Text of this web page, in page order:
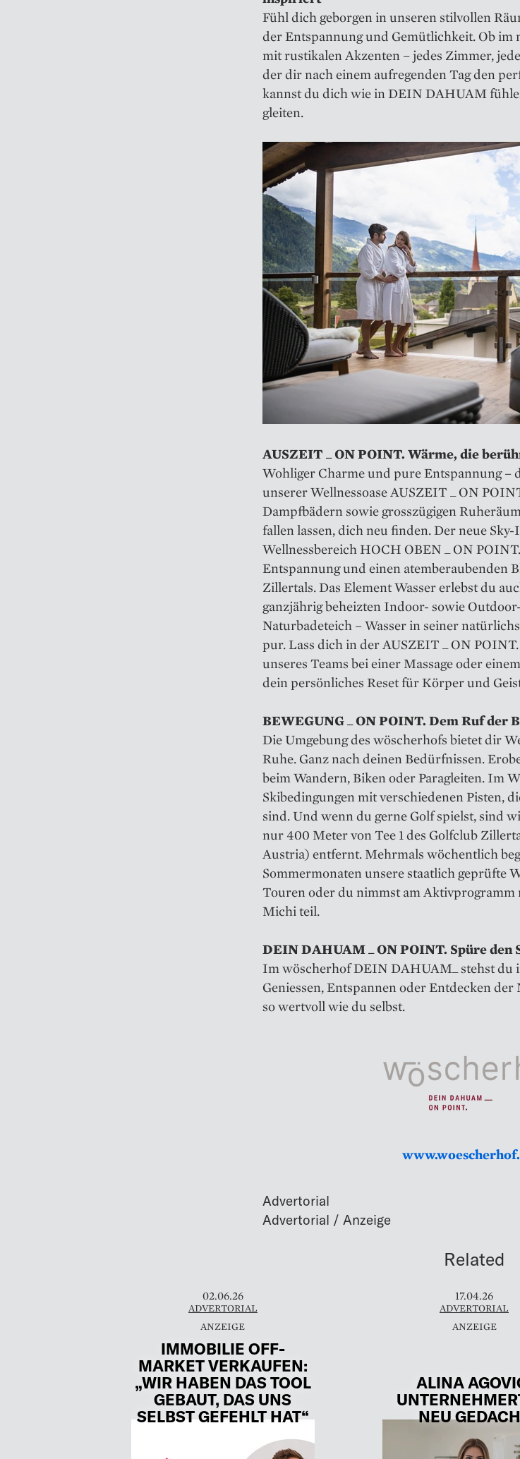
Fühl dich geborgen in unseren stilvollen
der Entspannung und Gemütlichkeit. Ob im
mit rustikalen Akzenten – jedes Zimmer,
der dir nach einem aufregenden Tag den
kannst du dich wie in DEIN DAHUAM
gleiten.
AUSZEIT _ ON POINT. Wärme, die
Wohliger Charme und pure Entspannung –
unserer Wellnessoase AUSZEIT _ ON
Dampfbädern sowie grosszügigen
fallen lassen, dich neu finden. Der neue
Wellnessbereich HOCH OBEN _ ON
Entspannung und einen atemberaubenden
Zillertals. Das Element Wasser erlebst du
ganzjährig beheizten Indoor- sowie
Naturbadeteich – Wasser in seiner
pur. Lass dich in der AUSZEIT _ ON
unseres Teams bei einer Massage oder
dein persönliches Reset für Körper und
BEWEGUNG _ ON POINT. Dem Ruf der
Die Umgebung des wöscherhofs bietet dir
Ruhe. Ganz nach deinen Bedürfnissen.
beim Wandern, Biken oder Paragleiten. Im
Skibedingungen mit verschiedenen Pisten,
sind. Und wenn du gerne Golf spielst, sind
nur 400 Meter von Tee 1 des Golfclub
Austria) entfernt. Mehrmals wöchentlich
Sommermonaten unsere staatlich geprüfte
Touren oder du nimmst am
Michi teil.
DEIN DAHUAM _ ON POINT. Spüre den
Im wöscherhof DEIN DAHUAM_ stehst du
Geniessen, Entspannen oder Entdecken
so wertvoll wie du selbst.
Advertorial
Related
02.06.26
ADVERTORIAL
IMMOBILIE OFF-
MARKET VERKAUFEN:
„WIR HABEN DAS TOOL
GEBAUT, DAS UNS
SELBST GEFEHLT HAT“
17.04.26
ADVERTORIAL
ALINA
NEU